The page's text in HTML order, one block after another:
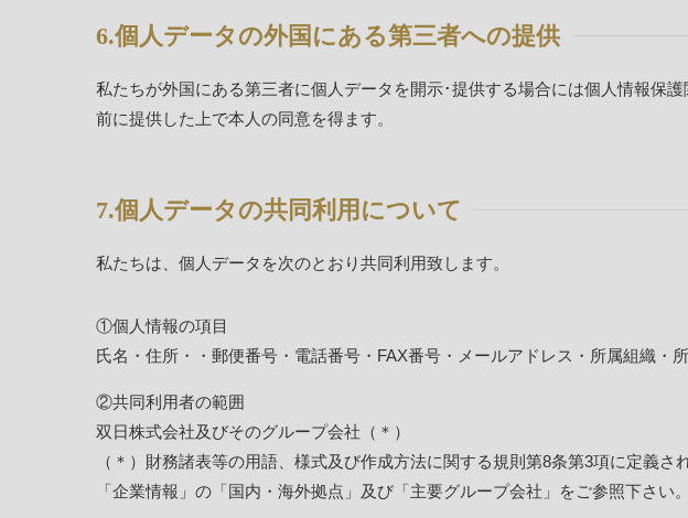
6.個人データの外国にある第三者への提供
私たちが外国にある第三者に個人データを開示･提供する場合には個人情報保
前に提供した上で本人の同意を得ます。
7.個人データの共同利用について
私たちは、個人データを次のとおり共同利用致します。
①個人情報の項目
氏名・住所・・郵便番号・電話番号・FAX番号・メールアドレス・所属組織
②共同利用者の範囲
双日株式会社及びそのグループ会社（＊）
（＊）財務諸表等の用語、様式及び作成方法に関する規則第8条第3項に定義
「企業情報」の「国内・海外拠点」及び「主要グループ会社」をご参照下さい。